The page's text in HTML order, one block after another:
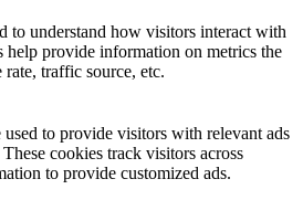
to understand how visitors interact with
help provide information on metrics the
traffic source, etc.
to provide visitors with relevant ads
cookies track visitors across
to provide customized ads.